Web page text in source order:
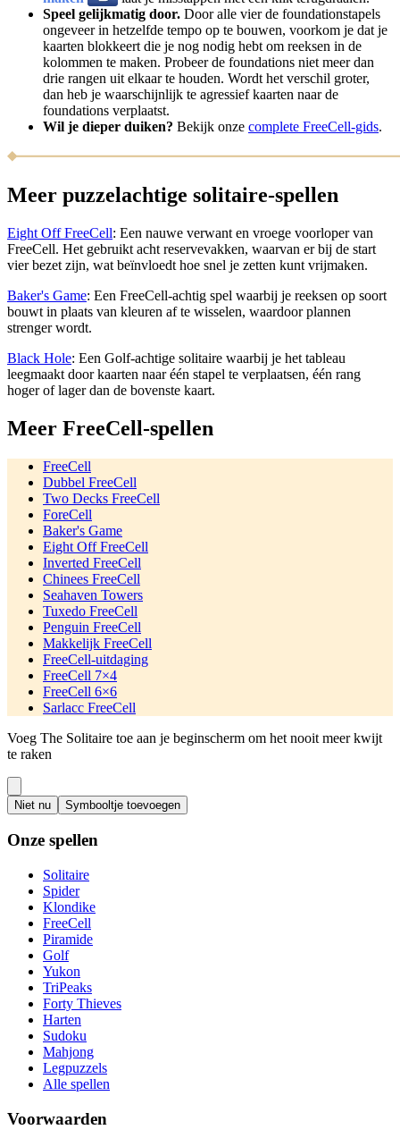
Speel gelijkmatig door. Door alle vier de foundationstapels
ongeveer in hetzelfde tempo op te bouwen, voorkom je dat je
kaarten blokkeert die je nog nodig hebt om reeksen in de
kolommen te maken. Probeer de foundations niet meer dan
drie rangen uit elkaar te houden. Wordt het verschil groter,
dan heb je waarschijnlijk te agressief kaarten naar de
foundations verplaatst.
Wil je dieper duiken? Bekijk onze complete FreeCell-gids.
Meer puzzelachtige solitaire-spellen
Eight Off FreeCell: Een nauwe verwant en vroege voorloper van
FreeCell. Het gebruikt acht reservevakken, waarvan er bij de start
vier bezet zijn, wat beïnvloedt hoe snel je zetten kunt vrijmaken.
Baker's Game: Een FreeCell-achtig spel waarbij je reeksen op soort
bouwt in plaats van kleuren af te wisselen, waardoor plannen
strenger wordt.
Black Hole: Een Golf-achtige solitaire waarbij je het tableau
leegmaakt door kaarten naar één stapel te verplaatsen, één rang
hoger of lager dan de bovenste kaart.
Meer FreeCell-spellen
FreeCell
Dubbel FreeCell
Two Decks FreeCell
ForeCell
Baker's Game
Eight Off FreeCell
Inverted FreeCell
Chinees FreeCell
Seahaven Towers
Tuxedo FreeCell
Penguin FreeCell
Makkelijk FreeCell
FreeCell-uitdaging
FreeCell 7×4
FreeCell 6×6
Sarlacc FreeCell
Voeg The Solitaire toe aan je beginscherm om het nooit meer kwijt
te raken
Niet nu Symbooltje toevoegen
Onze spellen
Solitaire
Spider
Klondike
FreeCell
Piramide
Golf
Yukon
TriPeaks
Forty Thieves
Harten
Sudoku
Mahjong
Legpuzzels
Alle spellen
Voorwaarden